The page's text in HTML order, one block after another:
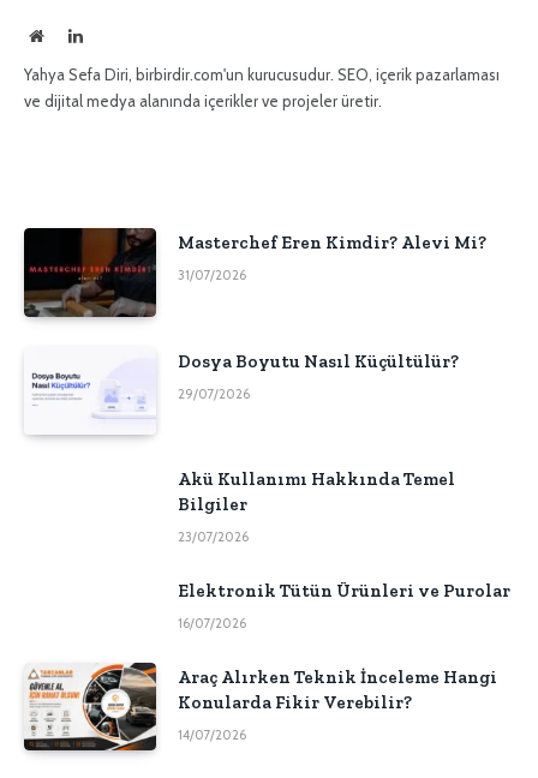
İnternetLinkedIn
Yahya Sefa Diri, birbirdir.com'un kurucusudur. SEO, içerik pazarlaması
ve dijital medya alanında içerikler ve projeler üretir.
Masterchef Eren Kimdir? Alevi Mi?
31/07/2026
Dosya Boyutu Nasıl Küçültülür?
29/07/2026
Akü Kullanımı Hakkında Temel
Bilgiler
23/07/2026
Elektronik Tütün Ürünleri ve Purolar
16/07/2026
Araç Alırken Teknik İnceleme Hangi
Konularda Fikir Verebilir?
14/07/2026